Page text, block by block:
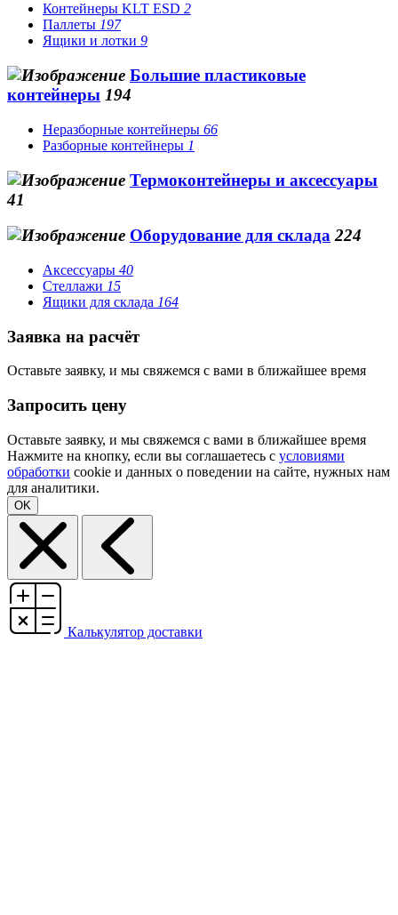
Контейнеры KLT ESD 2
Паллеты 197
Ящики и лотки 9
Большие пластиковые
контейнеры 194
Неразборные контейнеры 66
Разборные контейнеры 1
Термоконтейнеры и аксессуары
41
Оборудование для склада 224
Аксессуары 40
Стеллажи 15
Ящики для склада 164
Заявка на расчёт
Оставьте заявку, и мы свяжемся с вами в ближайшее время
Запросить цену
Оставьте заявку, и мы свяжемся с вами в ближайшее время
Нажмите на кнопку, если вы соглашаетесь с условиями
обработки cookie и данных о поведении на сайте, нужных нам
для аналитики.
OK
Калькулятор доставки